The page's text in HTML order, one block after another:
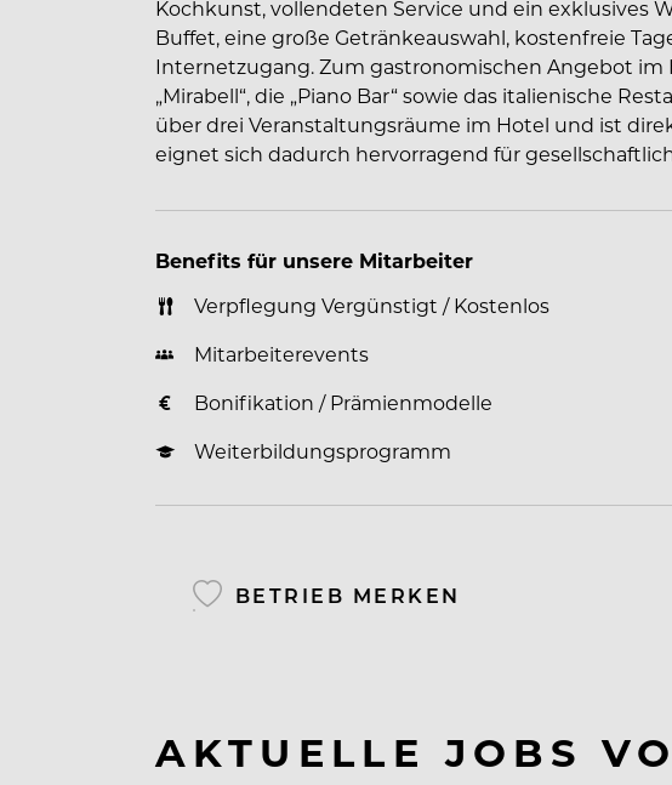
Kochkunst, vollendeten Service und ein
Buffet, eine große Getränkeauswahl, kostenfreie
Internetzugang. Zum gastronomischen Angebot
„Mirabell“, die „Piano Bar“ sowie das italienische
über drei Veranstaltungsräume im Hotel und ist
eignet sich dadurch hervorragend für
Benefits für unsere Mitarbeiter
Verpflegung Vergünstigt / Kostenlos
Mitarbeiterevents
Bonifikation / Prämienmodelle
Weiterbildungsprogramm
BETRIEB MERKEN
AKTUELLE JOBS